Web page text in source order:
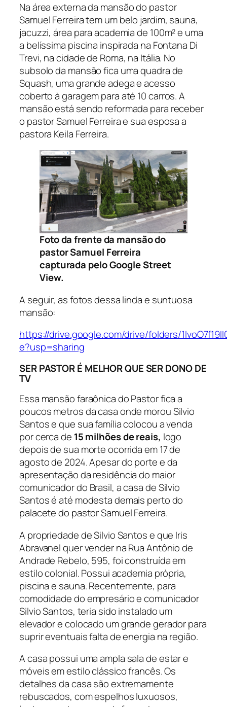
Na área externa da mansão do pastor
Samuel Ferreira tem um belo jardim, sauna,
jacuzzi, área para academia de 100m² e uma
a belíssima piscina inspirada na Fontana Di
Trevi, na cidade de Roma, na Itália. No
subsolo da mansão fica uma quadra de
Squash, uma grande adega e acesso
coberto à garagem para até 10 carros. A
mansão está sendo reformada para receber
o pastor Samuel Ferreira e sua esposa a
pastora Keila Ferreira.
Foto da frente da mansão do
pastor Samuel Ferreira
capturada pelo Google Street
View.
A seguir, as fotos dessa linda e suntuosa
mansão:
https://drive.google.com/drive/folders/
e?usp=sharing
SER PASTOR É MELHOR QUE SER DONO DE
TV
Essa mansão faraônica do Pastor fica a
poucos metros da casa onde morou Silvio
Santos e que sua família colocou a venda
por cerca de 15 milhões de reais, logo
depois de sua morte ocorrida em 17 de
agosto de 2024. Apesar do porte e da
apresentação da residência do maior
comunicador do Brasil, a casa de Silvio
Santos é até modesta demais perto do
palacete do pastor Samuel Ferreira.
A propriedade de Silvio Santos e que Iris
Abravanel quer vender na Rua Antônio de
Andrade Rebelo, 595, foi construída em
estilo colonial. Possui academia própria,
piscina e sauna. Recentemente, para
comodidade do empresário e comunicador
Silvio Santos, teria sido instalado um
elevador e colocado um grande gerador para
suprir eventuais falta de energia na região.
A casa possui uma ampla sala de estar e
móveis em estilo clássico francês. Os
detalhes da casa são extremamente
rebuscados, com espelhos luxuosos,